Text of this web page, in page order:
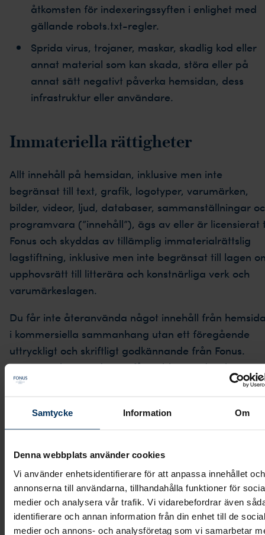
Samtycke Information Om
Denna webbplats använder cookies
Vi använder enhetsidentifierare för att anpassa innehållet och
annonserna till användarna, tillhandahålla funktioner för
medier och analysera vår trafik. Vi vidarebefordrar även
identifierare och annan information från din enhet till de
medier och annons- och analysföretag som vi samarbetar
åtkomsten för indexeringssyften i enlighet med
gällande robots.txt-regler.
Sprida virus, trojaner, maskar, skadlig kod eller
annat material som kan skada, störa eller på
annat sätt negativt påverka hemsidan, dess
infrastruktur eller användare.
Immateriella rättigheter
Allt innehåll på hemsidan, inklusive men inte
begränsat till text, grafik, logotyper, varumärken,
bilder, videor, ljud, databaser, sammanställningar
programvara (”innehåll”), ägs av eller är licensierat
Fonus och skyddas av tillämplig immaterialrättslig
lagstiftning, inklusive men inte begränsat till lagen
upphovsrätt till litterära och konstnärliga verk och
varumärkeslagen.
Du får inte återanvända något innehåll från
i kommersiella sammanhang utan ett föregående
uttryckligt och skriftligt godkännande från Fonus.
Detta innebär att du inte får publicera, distribuera,
sälja, licensiera eller på annat sätt sprida innehållet
för annat än personliga och icke-kommersiella
Vår behandling av dina personuppgifter regleras av
vår integritetspolicy. Integritetspolicyn beskriver hur
samlar in, använder och skyddar dina
i enlighet med Europaparlamentets och rådets